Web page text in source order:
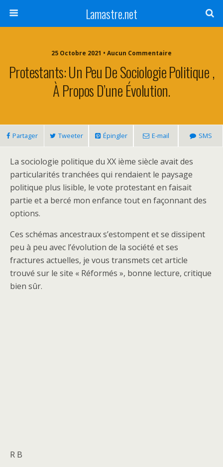
Lamastre.net
25 Octobre 2021 • Aucun Commentaire
Protestants: Un Peu De Sociologie Politique ,
À Propos D’une Évolution.
Partager Tweeter Épingler E-mail SMS
La sociologie politique du XX ième siècle avait des
particularités tranchées qui rendaient le paysage
politique plus lisible, le vote protestant en faisait
partie et a bercé mon enfance tout en façonnant des
options.
Ces schémas ancestraux s’estompent et se dissipent
peu à peu avec l’évolution de la société et ses
fractures actuelles, je vous transmets cet article
trouvé sur le site « Réformés », bonne lecture, critique
bien sûr.
R B